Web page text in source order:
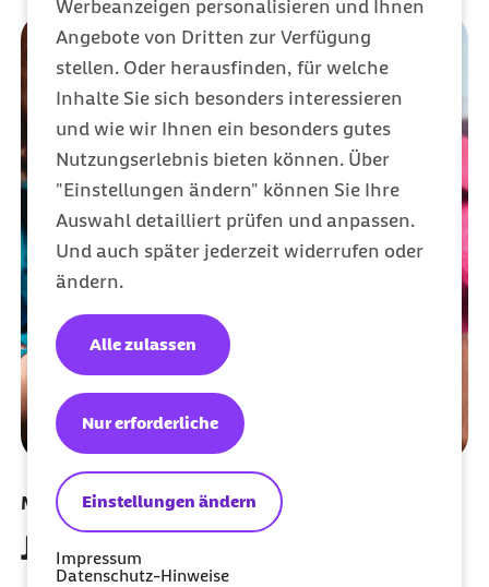
Werbeanzeigen personalisieren und Ihnen
Angebote von Dritten zur Verfügung
stellen. Oder herausfinden, für welche
Inhalte Sie sich besonders interessieren
und wie wir Ihnen ein besonders gutes
Nutzungserlebnis bieten können. Über
"Einstellungen ändern" können Sie Ihre
Auswahl detailliert prüfen und anpassen.
Und auch später jederzeit widerrufen oder
ändern.
Einstellungen ändern
Nur erforderliche
Alle zulassen
Impressum
Datenschutz-Hinweise
Meine Barmer per App nutzen
Jetzt herunterladen